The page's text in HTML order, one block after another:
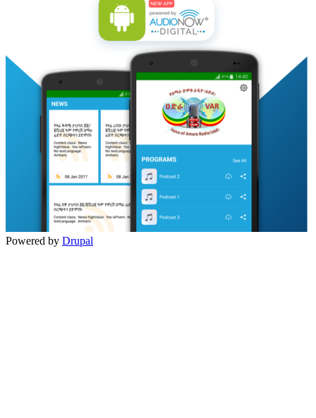
Powered by Drupal